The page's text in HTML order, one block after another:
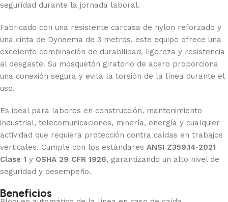
seguridad durante la jornada laboral.
Fabricado con una resistente carcasa de nylon reforzado y
una cinta de Dyneema de 3 metros, este equipo ofrece una
excelente combinación de durabilidad, ligereza y resistencia
al desgaste. Su mosquetón giratorio de acero proporciona
una conexión segura y evita la torsión de la línea durante el
uso.
Es ideal para labores en construcción, mantenimiento
industrial, telecomunicaciones, minería, energía y cualquier
actividad que requiera protección contra caídas en trabajos
verticales. Cumple con los estándares ANSI Z359.14-2021
Clase 1 y OSHA 29 CFR 1926, garantizando un alto nivel de
seguridad y desempeño.
Beneficios